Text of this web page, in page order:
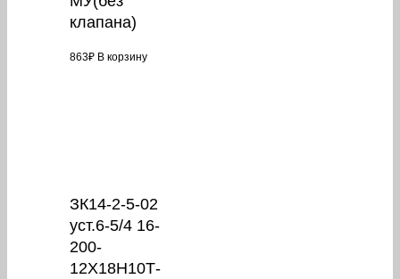
клапана)
863₽ В корзину
ЗК14-2-5-02
уст.6-5/4 16-
200-
12Х18Н10Т-